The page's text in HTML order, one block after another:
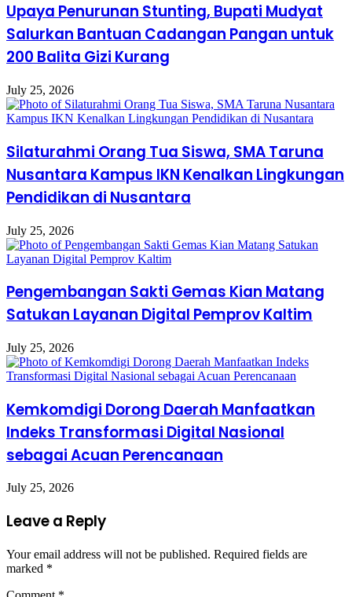
Upaya Penurunan Stunting, Bupati Mudyat
Salurkan Bantuan Cadangan Pangan untuk
200 Balita Gizi Kurang
July 25, 2026
Silaturahmi Orang Tua Siswa, SMA Taruna
Nusantara Kampus IKN Kenalkan Lingkungan
Pendidikan di Nusantara
July 25, 2026
Pengembangan Sakti Gemas Kian Matang
Satukan Layanan Digital Pemprov Kaltim
July 25, 2026
Kemkomdigi Dorong Daerah Manfaatkan
Indeks Transformasi Digital Nasional
sebagai Acuan Perencanaan
July 25, 2026
Leave a Reply
Your email address will not be published. Required fields are
marked *